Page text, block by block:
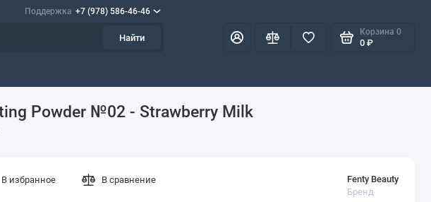
Поддержка +7 (978) 586-46-46
Найти
Корзина 0
0 ₽
Powder №02 - Strawberry Milk
Fenty Beauty
Бренд
В избранное В сравнение